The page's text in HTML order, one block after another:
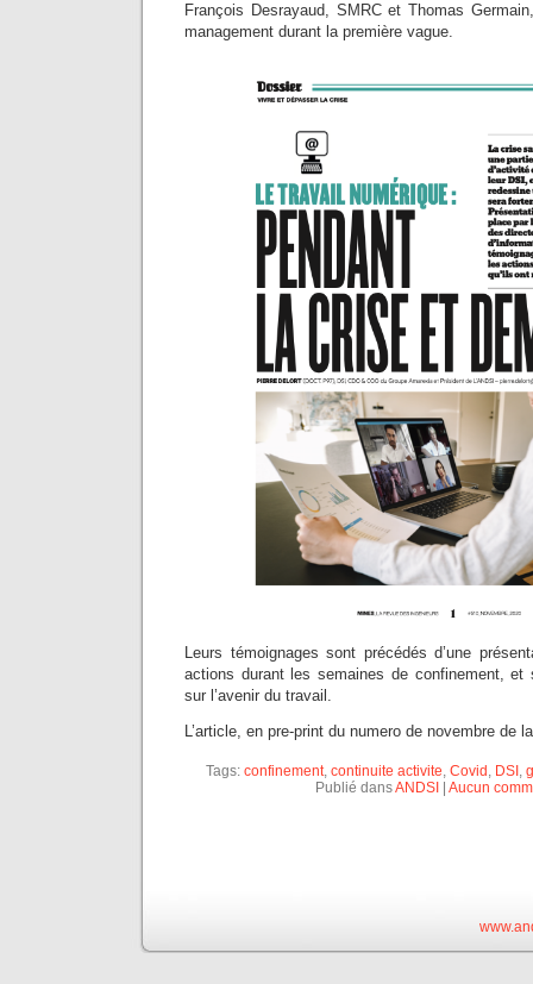
François Desrayaud, SMRC et Thomas
management durant la première vague.
Leurs témoignages sont précédés d’une
actions durant les semaines de confinement,
sur l’avenir du travail.
L’article, en pre-print du numero de novembre de
Tags: confinement, continuite activite, Covid , DSI ,
Publié dansANDSI Aucun